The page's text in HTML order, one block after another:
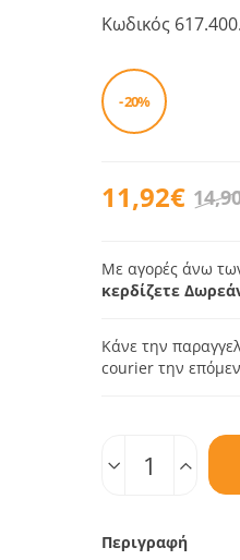
Κωδικός
- 20%
11,92€
Με αγορές άνω
κερδίζετε
Κάνε την
courier την
Περιγραφή